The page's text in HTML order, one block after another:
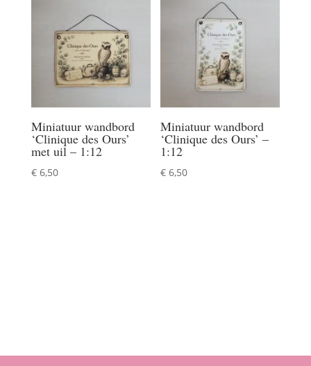
Miniatuur wandbord
‘Clinique des Ours’
met uil – 1:12
€6,50
Miniatuur wandbord
‘Clinique des Ours’ –
1:12
€ 6,50